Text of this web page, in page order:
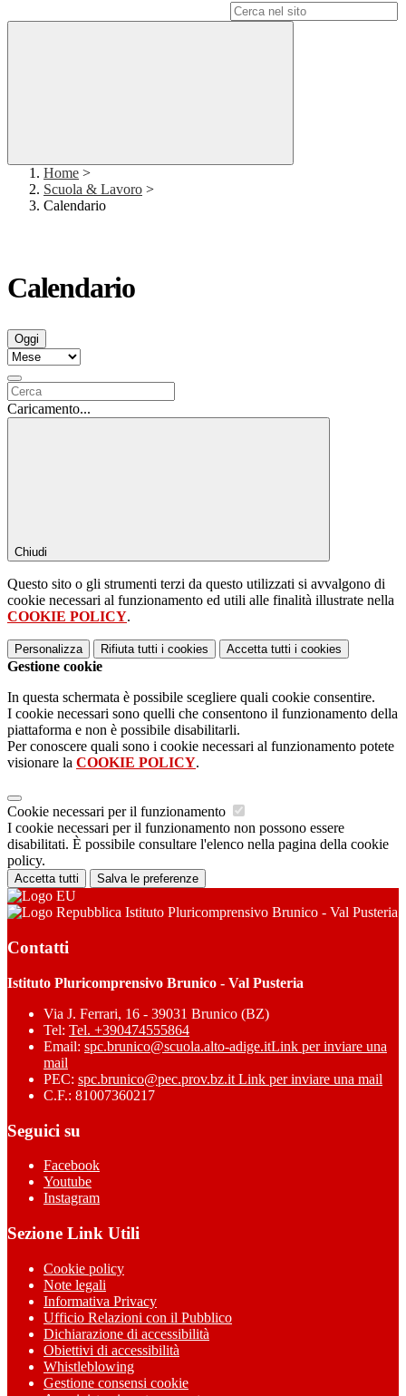
Home >
Scuola & Lavoro >
Calendario
Calendario
Oggi
Caricamento...
Chiudi
Questo sito o gli strumenti terzi da questo utilizzati si avvalgono di
cookie necessari al funzionamento ed utili alle finalità illustrate nella
COOKIE POLICY.
Personalizza Rifiuta tutti i cookies Accetta tutti i cookies
Gestione cookie
In questa schermata è possibile scegliere quali cookie consentire.
I cookie necessari sono quelli che consentono il funzionamento della
piattaforma e non è possibile disabilitarli.
Per conoscere quali sono i cookie necessari al funzionamento potete
visionare la COOKIE POLICY.
Cookie necessari per il funzionamento
I cookie necessari per il funzionamento non possono essere
disabilitati. È possibile consultare l'elenco nella pagina della cookie
policy.
Accetta tutti Salva le preferenze
Istituto Pluricomprensivo Brunico - Val Pusteria
Contatti
Istituto Pluricomprensivo Brunico - Val Pusteria
Via J. Ferrari, 16 - 39031 Brunico (BZ)
Tel: Tel. +390474555864
Email: spc.brunico@scuola.alto-adige.itLink per inviare una
mail
PEC: spc.brunico@pec.prov.bz.it Link per inviare una mail
C.F.: 81007360217
Seguici su
Facebook
Youtube
Instagram
Sezione Link Utili
Cookie policy
Note legali
Informativa Privacy
Ufficio Relazioni con il Pubblico
Dichiarazione di accessibilità
Obiettivi di accessibilità
Whistleblowing
Gestione consensi cookie